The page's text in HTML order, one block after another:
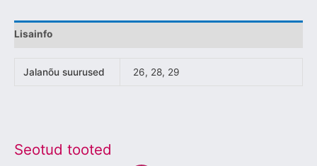
Lisainfo
Jalanõu suurused 26, 28, 29
Seotud tooted